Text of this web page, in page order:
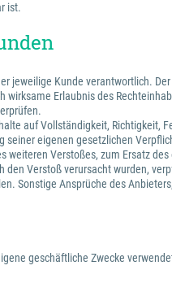
ist.
Kunde verantwortlich.
Erlaubnis des
auf Vollständigkeit, Richtigkeit,
seiner eigenen gesetzlichen
Verstoßes, zum Ersatz
Verstoß verursacht wurden,
Sonstige Ansprüche des
geschäftliche Zwecke